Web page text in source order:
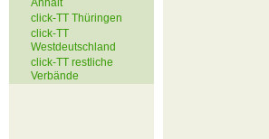
Anhalt
click-TT Thüringen
click-TT
Westdeutschland
click-TT restliche
Verbände